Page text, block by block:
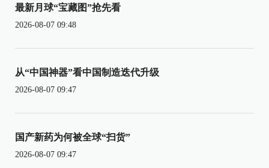
最新月球“宝藏图”抢先看
2026-08-07 09:48
从“中国神器”看中国制造迭代升级
2026-08-07 09:47
国产新药为何被全球“扫货”
2026-08-07 09:47